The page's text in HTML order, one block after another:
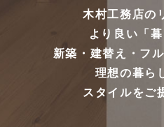
木村工務店の
より良い「暮
新築・建替え・フ
理想の暮ら
スタイルをご